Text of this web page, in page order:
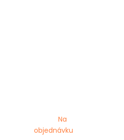
Na
objednávku